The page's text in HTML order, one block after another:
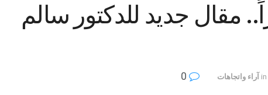
مقال جديد للدكتور سالم
in آراء واتجاهات